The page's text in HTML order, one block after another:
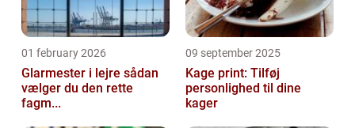
01 february 2026
Glarmester i lejre sådan
vælger du den rette
fagm...
09 september 2025
Kage print: Tilføj
personlighed til dine
kager